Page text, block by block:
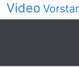
Video